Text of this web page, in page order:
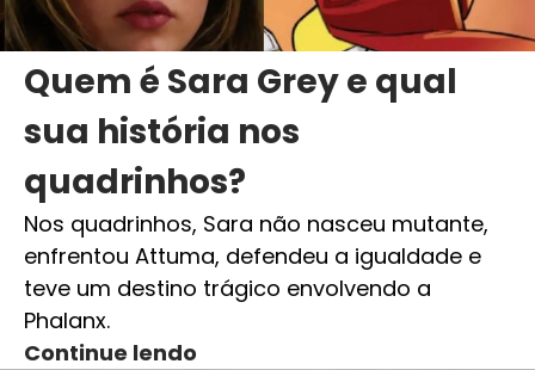
Quem é Sara Grey e qual
sua história nos
quadrinhos?
Nos quadrinhos, Sara não nasceu mutante,
enfrentou Attuma, defendeu a igualdade e
teve um destino trágico envolvendo a
Phalanx.
Continue lendo